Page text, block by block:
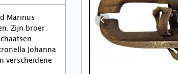
Marinus
Zijn broer
Johanna
verscheidene